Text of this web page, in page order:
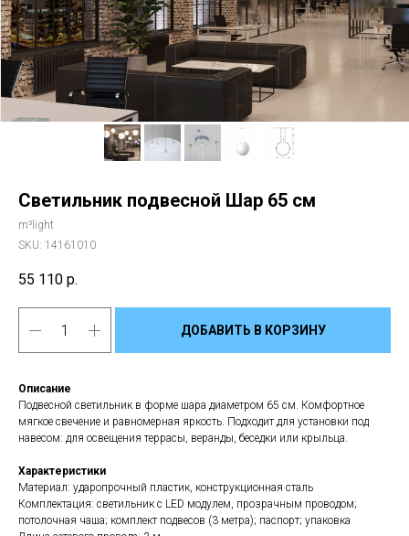
Светильник подвесной Шар 65 см
m³light
SKU: 14161010
55 110 р.
ДОБАВИТЬ В КОРЗИНУ
Описание
Подвесной светильник в форме шара диаметром 65 см. Комфортное
мягкое свечение и равномерная яркость. Подходит для установки под
навесом: для освещения террасы, веранды, беседки или крыльца.
Характеристики
Материал: ударопрочный пластик, конструкционная сталь
Комплектация: светильник с LED модулем, прозрачным проводом;
потолочная чаша; комплект подвесов (3 метра); паспорт; упаковка